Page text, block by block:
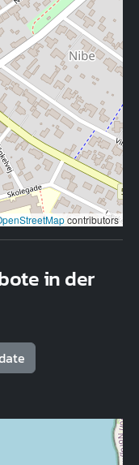
contributors
in der